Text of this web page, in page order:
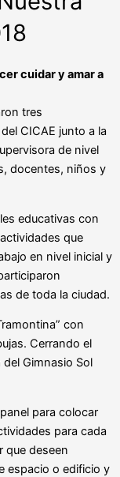
cuidar y amar a
tres
CICAE junto a la
de nivel
docentes, niños y
educativas con
que
en nivel inicial y
de toda la ciudad.
con
Cerrando el
Gimnasio Sol
para colocar
para cada
que deseen
espacio o edificio y